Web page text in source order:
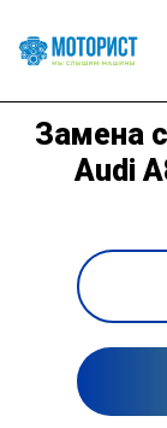
Замена
Audi